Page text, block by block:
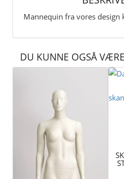
-
flot
Mannequin fra vores
DU KUNNE OGSÅ